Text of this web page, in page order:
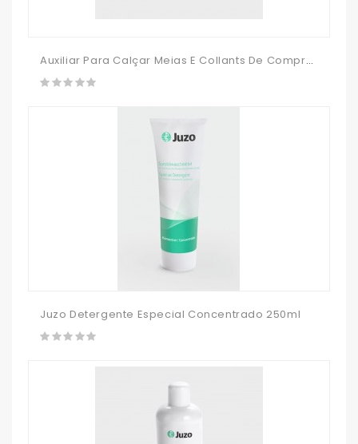
Auxiliar Para Calçar Meias E Collants De Compressão Biqueira Fechada Arion Magnide
Juzo Detergente Especial Concentrado 250ml